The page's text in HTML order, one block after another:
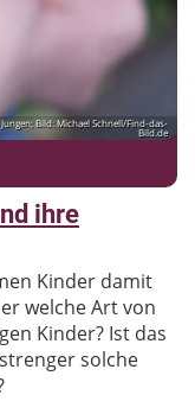
Bild: Michael Schnell/Find-das-
Bild.de
ihre
Kinder damit
welche Art von
Kinder? Ist das
solche